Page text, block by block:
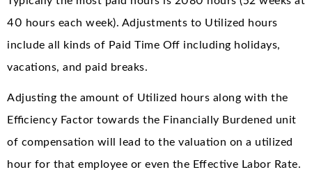
40 hours each week). Adjustments to Utilized hours
include all kinds of Paid Time Off including holidays,
vacations, and paid breaks.
Adjusting the amount of Utilized hours along with the
Efficiency Factor towards the Financially Burdened unit
of compensation will lead to the valuation on a utilized
hour for that employee or even the Effective Labor Rate.